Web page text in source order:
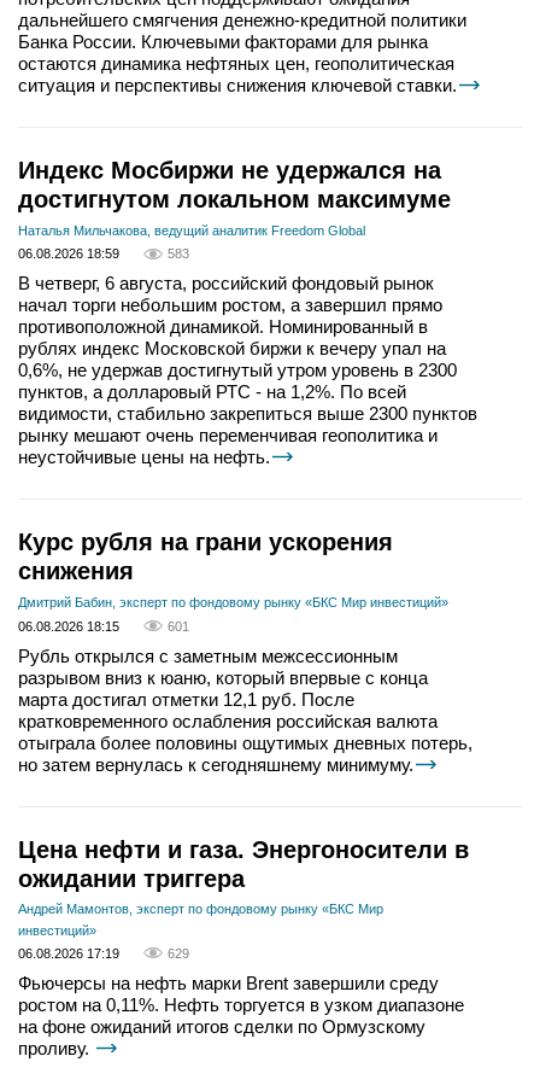
дальнейшего смягчения денежно-кредитной политики
Банка России. Ключевыми факторами для рынка
остаются динамика нефтяных цен, геополитическая
ситуация и перспективы снижения ключевой ставки.
Индекс Мосбиржи не удержался на
достигнутом локальном максимуме
Наталья Мильчакова, ведущий аналитик Freedom Global
06.08.2026 18:59
583
В четверг, 6 августа, российский фондовый рынок
начал торги небольшим ростом, а завершил прямо
противоположной динамикой. Номинированный в
рублях индекс Московской биржи к вечеру упал на
0,6%, не удержав достигнутый утром уровень в 2300
пунктов, а долларовый РТС - на 1,2%. По всей
видимости, стабильно закрепиться выше 2300 пунктов
рынку мешают очень переменчивая геополитика и
неустойчивые цены на нефть.
Курс рубля на грани ускорения
снижения
Дмитрий Бабин, эксперт по фондовому рынку «БКС Мир инвестиций»
06.08.2026 18:15
601
Рубль открылся с заметным межсессионным
разрывом вниз к юаню, который впервые с конца
марта достигал отметки 12,1 руб. После
кратковременного ослабления российская валюта
отыграла более половины ощутимых дневных потерь,
но затем вернулась к сегодняшнему минимуму.
Цена нефти и газа. Энергоносители в
ожидании триггера
Андрей Мамонтов, эксперт по фондовому рынку «БКС Мир
инвестиций»
06.08.2026 17:19
629
Фьючерсы на нефть марки Brent завершили среду
ростом на 0,11%. Нефть торгуется в узком диапазоне
на фоне ожиданий итогов сделки по Ормузскому
проливу.